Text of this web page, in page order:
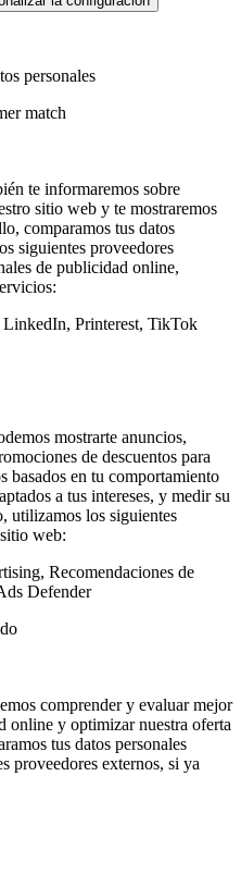
personales
match
te informaremos sobre
sitio web y te mostraremos
comparamos tus datos
siguientes proveedores
de publicidad online,
Printerest, TikTok
mostrarte anuncios,
de descuentos para
basados en tu comportamiento
a tus intereses, y medir su
utilizamos los siguientes
web:
Recomendaciones de
Defender
comprender y evaluar mejor
online y optimizar nuestra oferta
tus datos personales
proveedores externos, si ya